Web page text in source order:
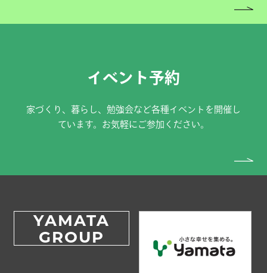
イベント予約
家づくり、暮らし、勉強会など各種イベントを開催し
ています。お気軽にご参加ください。
YAMATA
GROUP